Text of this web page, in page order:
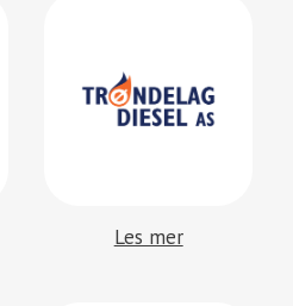
Les mer